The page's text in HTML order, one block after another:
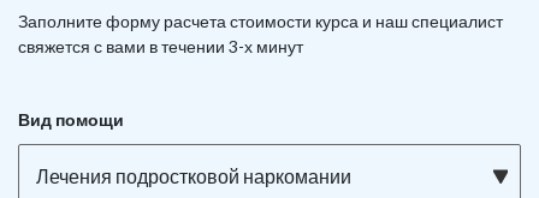
Заполните форму расчета стоимости курса и наш специалист
свяжется с вами в течении 3-х минут
Вид помощи
Лечения подростковой наркомании